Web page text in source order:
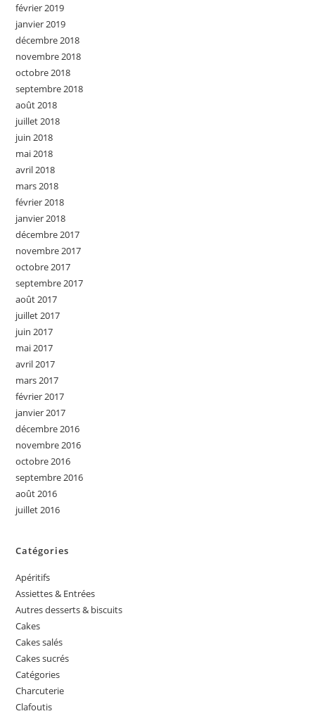
février 2019
janvier 2019
décembre 2018
novembre 2018
octobre 2018
septembre 2018
août 2018
juillet 2018
juin 2018
mai 2018
avril 2018
mars 2018
février 2018
janvier 2018
décembre 2017
novembre 2017
octobre 2017
septembre 2017
août 2017
juillet 2017
juin 2017
mai 2017
avril 2017
mars 2017
février 2017
janvier 2017
décembre 2016
novembre 2016
octobre 2016
septembre 2016
août 2016
juillet 2016
Catégories
Apéritifs
Assiettes & Entrées
Autres desserts & biscuits
Cakes
Cakes salés
Cakes sucrés
Catégories
Charcuterie
Clafoutis